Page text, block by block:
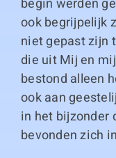
begin werden
ook begrijpelijk
niet gepast zijn
die uit Mij en
bestond alleen
ook aan
in het bijzonder
bevonden zich